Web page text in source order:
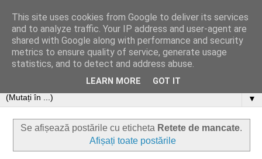
▼
Se afișează postările cu eticheta Retete de mancate.
Afișați toate postările
This site uses cookies from Google to deliver its services
and to analyze traffic. Your IP address and user-agent are
shared with Google along with performance and security
metrics to ensure quality of service, generate usage
statistics, and to detect and address abuse.
LEARN MORE GOT IT